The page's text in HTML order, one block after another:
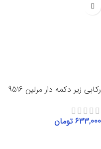
رکابی زیر دکمه دار مرلین 9516
633,000 تومان